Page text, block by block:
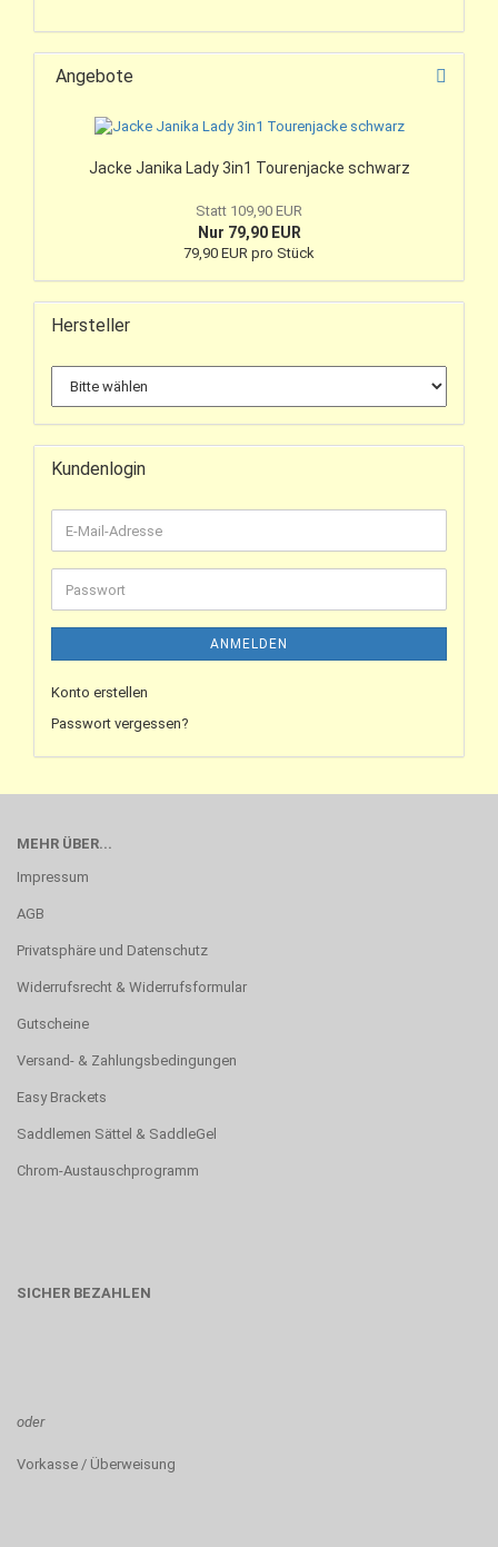
Angebote
Jacke Janika Lady 3in1 Tourenjacke schwarz
Statt 109,90 EUR
Nur 79,90 EUR
79,90 EUR pro Stück
Hersteller
Kundenlogin
ANMELDEN
Konto erstellen
Passwort vergessen?
MEHR ÜBER...
Impressum
AGB
Privatsphäre und Datenschutz
Widerrufsrecht & Widerrufsformular
Gutscheine
Versand- & Zahlungsbedingungen
Easy Brackets
Saddlemen Sättel & SaddleGel
Chrom-Austauschprogramm
SICHER BEZAHLEN
oder
Vorkasse / Überweisung